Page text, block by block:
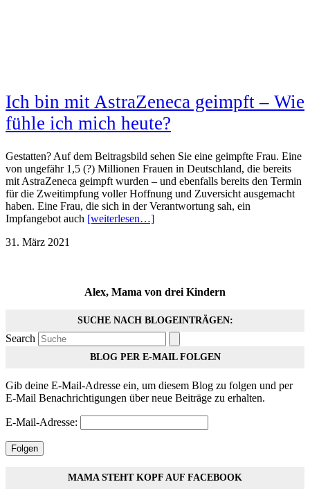
Ich bin mit AstraZeneca geimpft – Wie
fühle ich mich heute?
Gestatten? Auf dem Beitragsbild sehen Sie eine geimpfte Frau. Eine
von ungefähr 1,5 (?) Millionen Frauen in Deutschland, die bereits
mit AstraZeneca geimpft wurden – und ebenfalls bereits den Termin
für die Zweitimpfung voller Hoffnung und Zuversicht ausgemacht
haben. Eine Frau, die sich in der Verantwortung sah, ein
Impfangebot auch [weiterlesen…]
31. März 2021
Alex, Mama von drei Kindern
SUCHE NACH BLOGEINTRÄGEN:
Search
BLOG PER E-MAIL FOLGEN
Gib deine E-Mail-Adresse ein, um diesem Blog zu folgen und per
E-Mail Benachrichtigungen über neue Beiträge zu erhalten.
E-Mail-Adresse:
Folgen
MAMA STEHT KOPF AUF FACEBOOK